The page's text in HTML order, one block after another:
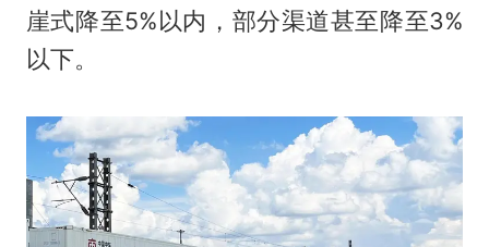
崖式降至5%以内，部分渠道甚至降至3%
以下。